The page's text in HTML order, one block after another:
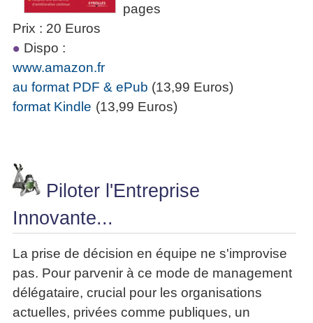
pages
Prix : 20 Euros
Dispo :
www.amazon.fr
au format PDF & ePub (13,99 Euros)
format Kindle (13,99 Euros)
Piloter l'Entreprise
Innovante...
La prise de décision en équipe ne s'improvise
pas. Pour parvenir à ce mode de management
délégataire, crucial pour les organisations
actuelles, privées comme publiques, un